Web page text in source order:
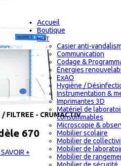
Accueil
Boutique
HOT
Casier anti-
Communication
Codage &
Énergies
ExAO
Hygiène /
Instrumentation &
Imprimantes 3D
Matériel de
consommables
Microscopie &
Mobilier scolaire
Mobilier de
Mobilier de
Mobilier de
FILTREE - CRUMACTIV
670
+